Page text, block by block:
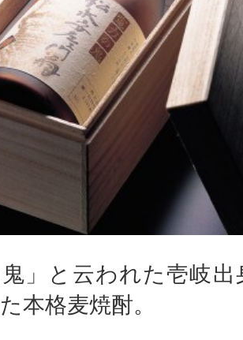
鬼」と云われた壱岐
本格麦焼酎。